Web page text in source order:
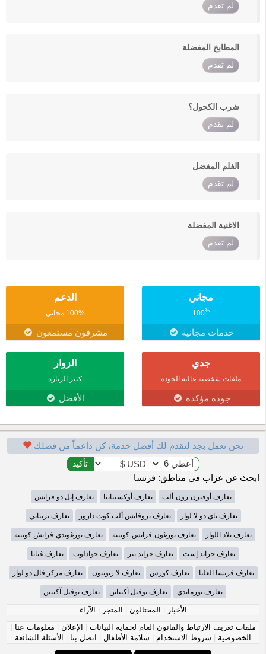
لم تقدم
المطابخ المفضلة
لم تقدم
شرب الكحول؟
لم تقدم
الفلم المفضل
لم تقدم
الاغنية المفضلة
لم تقدم
مجاني
100%
خدمات مجانية
الدعم
100% مجاني
مشرفون مستمعون
جدي
ملفات شخصية عالية الجودة
جودة مؤكدة
الزوار
كثير الزيارة
الأفضل
نحن نعمل بجد لنقدم لك أفضل خدمة، كن داعماً من فضلك
ابحث عن عزاب في مناطق: فرنسا
تعارف أوفيرن-رون-ألب تعارف أوكسيتانيا تعارف إيل دو فرانس
تعارف باي دو لا لوار تعارف بروفانس ألب كوت دازور تعارف بريتاني
تعارف بلاد اللوار تعارف بورغون-فرانش-كونتيه تعارف بورغوندي-فرانش كونتيه
تعارف جراند إست تعارف جراند تير تعارف جوادلوب تعارف غيانا
تعارف فرنسا العليا تعارف كورس تعارف لا ريونيون تعارف مركز فال دو لوار
تعارف نورماندي تعارف نوفيل آكيتاين تعارف نوفيل آكيتين
الأخبار | المحتالون | المتجر | الآراء
ملفات تعريف الارتباط والقانون العام لحماية البيانات | الإعلان | معلومات عنا |
الخصوصية | شروط الاستخدام | سلامة الأطفال | اتصل بنا | الأسئلة الشائعة